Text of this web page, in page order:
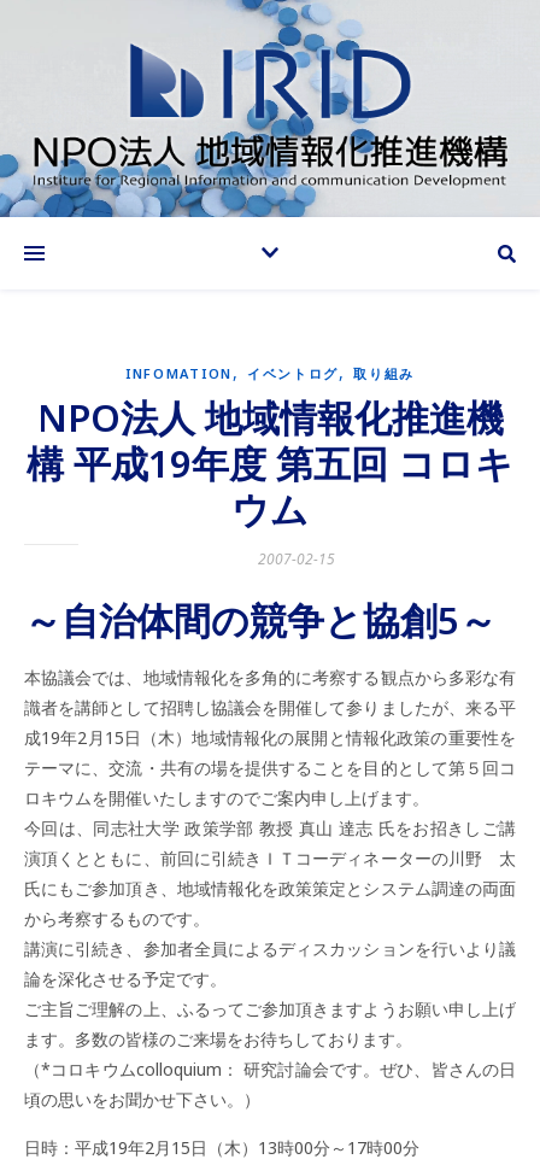
INFOMATION , イベントログ,取り組み
NPO法人 地域情報化推進機
構 平成19年度 第五回 コロキ
ウム
2007-02-15
～自治体間の競争と協創5～
本協議会では、地域情報化を多角的に考察する観点から多彩な有
識者を講師として招聘し協議会を開催して参りましたが、来る平
成19年2月15日（木）地域情報化の展開と情報化政策の重要性を
テーマに、交流・共有の場を提供することを目的として第５回コ
ロキウムを開催いたしますのでご案内申し上げます。
今回は、同志社大学 政策学部 教授 真山 達志 氏をお招きしご講
演頂くとともに、前回に引続きＩＴコーディネーターの川野 太
氏にもご参加頂き、地域情報化を政策策定とシステム調達の両面
から考察するものです。
講演に引続き、参加者全員によるディスカッションを行いより議
論を深化させる予定です。
ご主旨ご理解の上、ふるってご参加頂きますようお願い申し上げ
ます。多数の皆様のご来場をお待ちしております。
（*コロキウムcolloquium： 研究討論会です。ぜひ、皆さんの日
頃の思いをお聞かせ下さい。）
日時：平成19年2月15日（木）13時00分～17時00分